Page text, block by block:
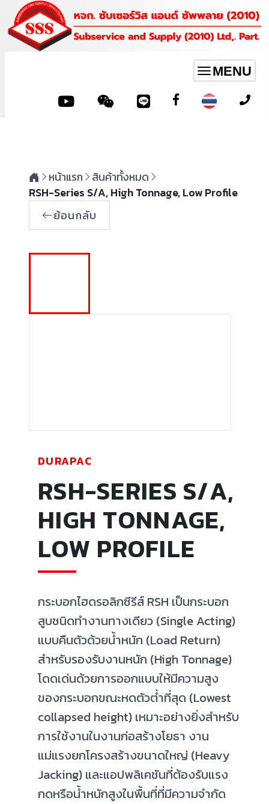
Toggle
navigation
MENU
หน้าแรก
สินค้าทั้งหมด
RSH-Series S/A, High Tonnage, Low Profile
ย้อนกลับ
DURAPAC
RSH-SERIES S/A,
HIGH TONNAGE,
LOW PROFILE
กระบอกไฮดรอลิกซีรีส์ RSH เป็นกระบอก
สูบชนิดทำงานทางเดียว (Single Acting)
แบบคืนตัวด้วยน้ำหนัก (Load Return)
สำหรับรองรับงานหนัก (High Tonnage)
โดดเด่นด้วยการออกแบบให้มีความสูง
ของกระบอกขณะหดตัวต่ำที่สุด (Lowest
collapsed height) เหมาะอย่างยิ่งสำหรับ
การใช้งานในงานก่อสร้างโยธา งาน
แม่แรงยกโครงสร้างขนาดใหญ่ (Heavy
Jacking) และแอปพลิเคชันที่ต้องรับแรง
กดหรือน้ำหนักสูงในพื้นที่ที่มีความจำกัด